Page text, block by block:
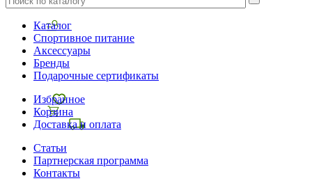
Каталог
Спортивное питание
Аксессуары
Бренды
Подарочные сертификаты
Избранное
Корзина
Доставка и оплата
Статьи
Партнерская программа
Контакты